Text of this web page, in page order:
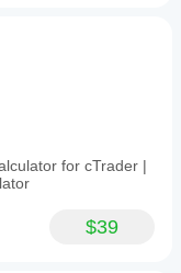
for cTrader |
$39